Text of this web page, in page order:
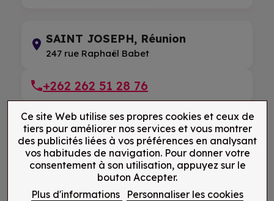
SAINT JOSEPH, Réunion
247 rue Raphaël Babet
+262 262 51 28 76
SAINT LEU, Réunion
5 rue du Pressoir
09 76 31 28 85
Ce site Web utilise ses propres cookies et ceux de
tiers pour améliorer nos services et vous montrer
des publicités liées à vos préférences en analysant
vos habitudes de navigation. Pour donner votre
consentement à son utilisation, appuyez sur le
bouton Accepter.
Plus d'informations
Personnaliser les cookies